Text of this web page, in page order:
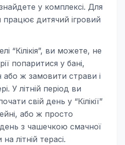
у комплексі. Для
працює дитячий ігровий
“Кілікія”, ви можете, не
попаритися у бані,
або ж замовити страви і
У літній період ви
свій день у “Кілікії”
або ж просто
з чашечкою смачної
літній терасі.